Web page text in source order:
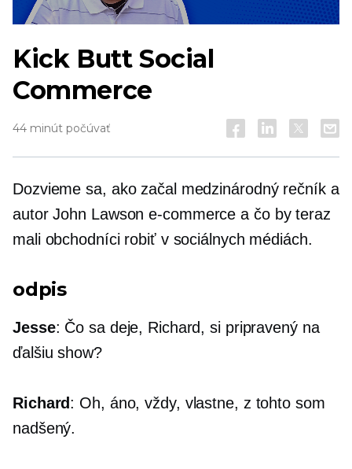
počúvať
Kick Butt Social
Commerce
44 minút počúvať
Dozvieme sa, ako začal medzinárodný rečník a
autor John Lawsone-commerce a čo by teraz
mali obchodníci robiť v sociálnych médiách.
odpis
Jesse: Čo sa deje, Richard, si pripravený na
ďalšiu show?
Richard: Oh, áno, vždy, vlastne, z tohto som
nadšený.